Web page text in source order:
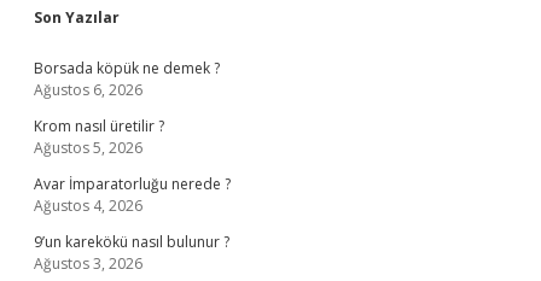
Sidebar
Son Yazılar
Borsada köpük ne demek ?
Ağustos 6, 2026
Krom nasıl üretilir ?
Ağustos 5, 2026
Avar İmparatorluğu nerede ?
Ağustos 4, 2026
9’un karekökü nasıl bulunur ?
Ağustos 3, 2026